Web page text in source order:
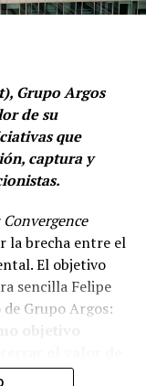
Grupo Argos
de su
que
captura y
la brecha entre el
El objetivo
sencilla Felipe
Grupo Argos:
el mercado